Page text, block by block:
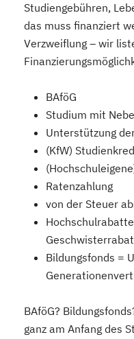
Studiengebühren,
das muss finanziert
Verzweiflung – wir
BAföG
Studium mit
Unterstützung
(KfW)
Ratenzahlung
von der Steuer
Bildungsfonds =
BAföG?
ganz am Anfang des